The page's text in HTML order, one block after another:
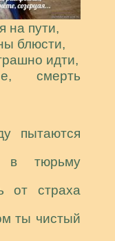
на пути,
блюсти,
идти,
смерть
пытаются
в тюрьму
от страха
ты чистый